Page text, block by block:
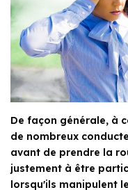
De façon générale, à
de nombreux
avant de prendre la
justement à être
lorsqu'ils manipulent